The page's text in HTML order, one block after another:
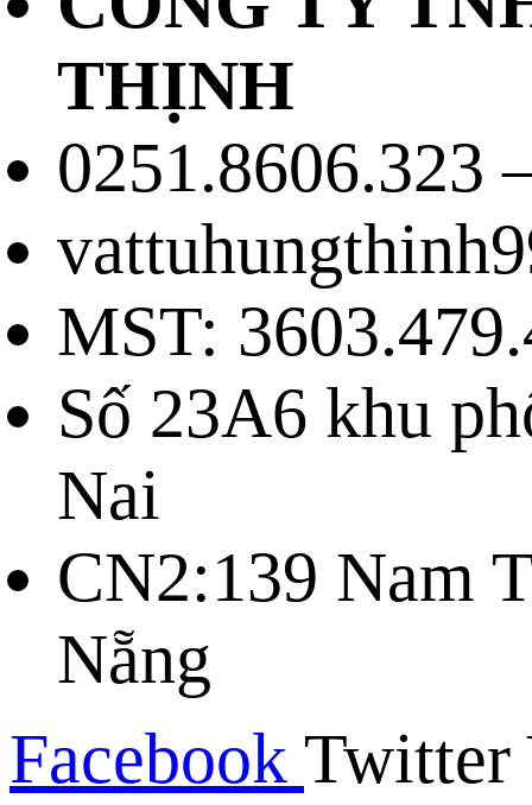
THỊNH
0251.8606.323
MST:
Số 23A6 khu
Nai
CN2:139 Nam
Nẵng
Facebook Twitter